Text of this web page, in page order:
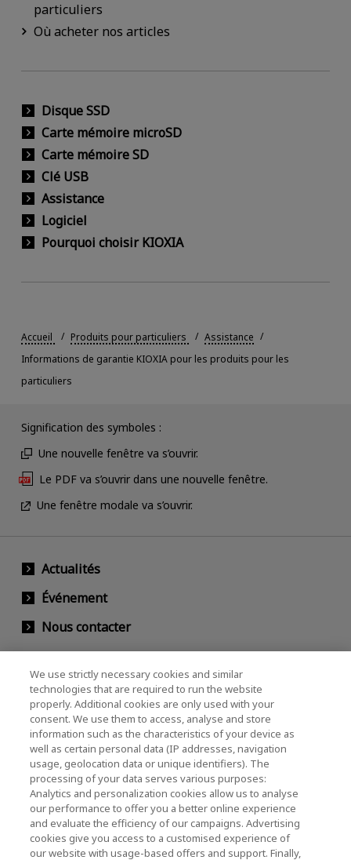
particuliers
Où acheter nos articles
Disque SSD
Carte mémoire microSD
Carte mémoire SD
Clé USB
Assistance
Logiciel
Pourquoi choisir KIOXIA
Accueil Produits pour particuliers
Assistance
Informations de garantie KIOXIA pour les produits pour les
particuliers
Signification des symboles :
Une nouvelle fenêtre va s’ouvrir.
Le PDF va s’ouvrir dans une nouvelle fenêtre.
Une fenêtre modale va s’ouvrir.
Actualités
Événement
Nous contacter
KIOXIA Holdings Corporation (Relations avec
les entreprises et les investisseurs)
KIOXIA Holdings Corporation Home
Relations avec les investisseurs
We use strictly necessary cookies and similar
technologies that are required to run the website
properly. Additional cookies are only used with your
consent. We use them to access, analyse and store
information such as the characteristics of your device as
well as certain personal data (IP addresses, navigation
usage, geolocation data or unique identifiers). The
processing of your data serves various purposes:
Analytics and personalization cookies allow us to analyse
our performance to offer you a better online experience
and evaluate the efficiency of our campaigns. Advertising
cookies give you access to a customised experience of
our website with usage-based offers and support. Finally,